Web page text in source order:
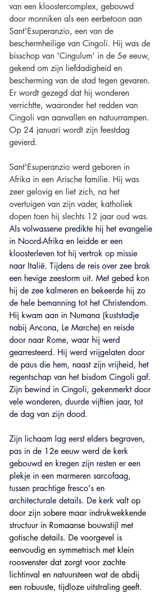
van een kloostercomplex, gebouwd
door monniken als een eerbetoon aan
Sant'Esuperanzio, een van de
beschermheilige van Cingoli. Hij was de
bisschop van 'Cingulum' in de 5e eeuw,
gekend om zijn liefdadigheid en
bescherming van de stad tegen gevaren.
Er wordt gezegd dat hij wonderen
verrichtte, waaronder het redden van
Cingoli van aanvallen en natuurrampen.
Op 24 januari wordt zijn feestdag
gevierd.
Sant'Esuperanzio werd geboren in
Afrika in een Arische familie. Hij was
zeer gelovig en liet zich, na het
overtuigen van zijn vader, katholiek
dopen toen hij slechts 12 jaar oud was.
Als volwassene predikte hij het evangelie
in Noord-Afrika en leidde er een
kloosterleven tot hij vertrok op missie
naar Italië. Tijdens de reis over zee brak
een hevige zeestorm uit. Met gebed kon
hij de zee kalmeren en bekeerde hij zo
de hele bemanning tot het Christendom.
Hij kwam aan in Numana (kuststadje
nabij Ancona, Le Marche) en reisde
door naar Rome, waar hij werd
gearresteerd. Hij werd vrijgelaten door
de paus die hem, naast zijn vrijheid, het
regentschap van het bisdom Cingoli gaf.
Zijn bewind in Cingoli, gekenmerkt door
vele wonderen, duurde vijftien jaar, tot
de dag van zijn dood.
Zijn lichaam lag eerst elders begraven,
pas in de 12e eeuw werd de kerk
gebouwd en kregen zijn resten er een
plekje in een marmeren sarcofaag,
tussen prachtige fresco's en
architecturale details. De kerk valt op
door zijn sobere maar indrukwekkende
structuur in Romaanse bouwstijl met
gotische details. De voorgevel is
eenvoudig en symmetrisch met klein
roosvenster dat zorgt voor zachte
lichtinval en natuursteen wat de abdij
een robuuste, tijdloze uitstraling geeft.